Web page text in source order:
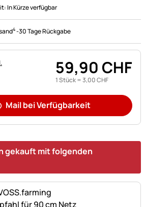
In Kürze verfügbar
4-30 Tage Rückgabe
59,90 CHF
1 Stück =3,00CHF
Mail bei Verfügbarkeit
gekauft mit folgenden